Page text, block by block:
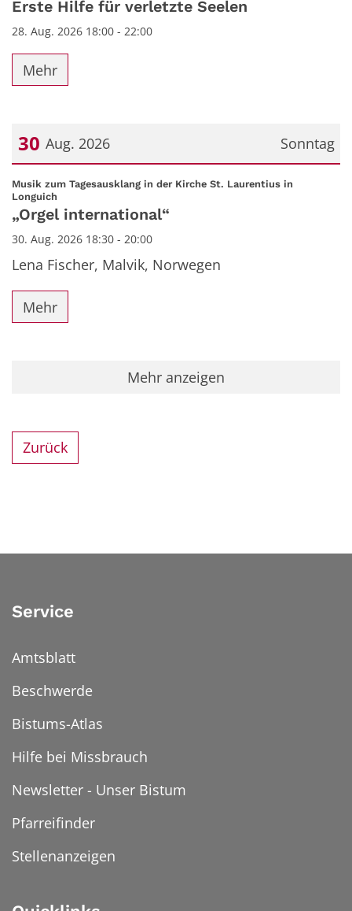
Erste Hilfe für verletzte Seelen
28. Aug. 2026 18:00 - 22:00
Mehr
Sonntag
30 Aug. 2026
Datum: 30. August 2026
Musik zum Tagesausklang in der Kirche St. Laurentius in
Longuich
„Orgel international“
30. Aug. 2026 18:30 - 20:00
Lena Fischer, Malvik, Norwegen
Mehr
Mehr anzeigen
Zurück
Service
Amtsblatt
Beschwerde
Bistums-Atlas
Hilfe bei Missbrauch
Newsletter - Unser Bistum
Pfarreifinder
Stellenanzeigen